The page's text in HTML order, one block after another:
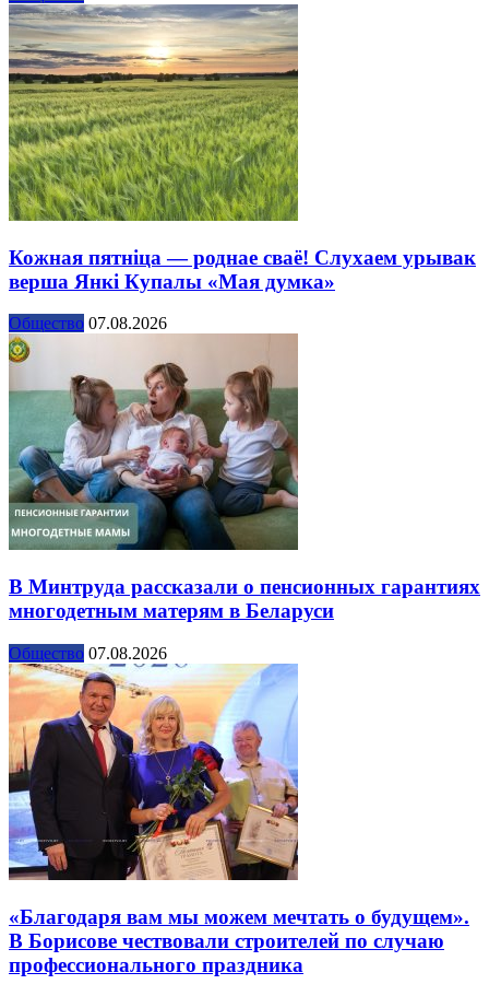
Кожная пятніца — роднае сваё! Слухаем урывак
верша Янкі Купалы «Мая думка»
Общество 07.08.2026
В Минтруда рассказали о пенсионных гарантиях
многодетным матерям в Беларуси
Общество 07.08.2026
«Благодаря вам мы можем мечтать о будущем».
В Борисове чествовали строителей по случаю
профессионального праздника